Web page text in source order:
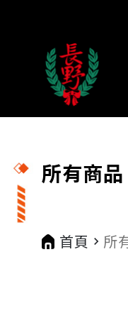
所有商品
首頁 navigate_next 所